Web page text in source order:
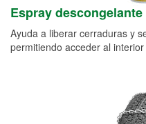
Espray descongelante
Ayuda a liberar cerraduras y
permitiendo acceder al